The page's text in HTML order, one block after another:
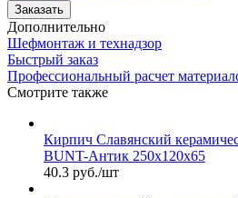
Заказать
Дополнительно
Шефмонтаж и технадзор
Быстрый заказ
Профессиональный расчет
Смотрите также
Кирпич Славянский
BUNT-Антик 250х120х65
40.3 руб./шт